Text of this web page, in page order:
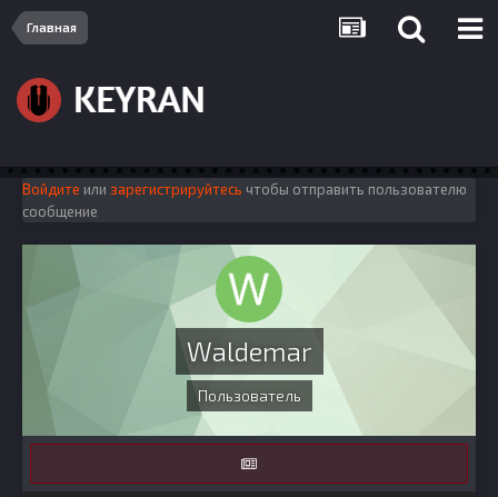
Главная
Войдите или зарегистрируйтесь чтобы отправить пользователю
сообщение
Waldemar
Пользователь